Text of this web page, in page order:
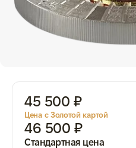
45 500 ₽
Цена с Золотой картой
46 500 ₽
Стандартная цена